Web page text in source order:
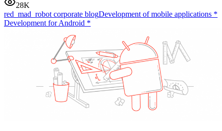
28K
red_mad_robot corporate blogDevelopment of mobile applications *
Development for Android *